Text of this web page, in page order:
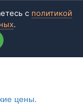
с политикой
.
цены.